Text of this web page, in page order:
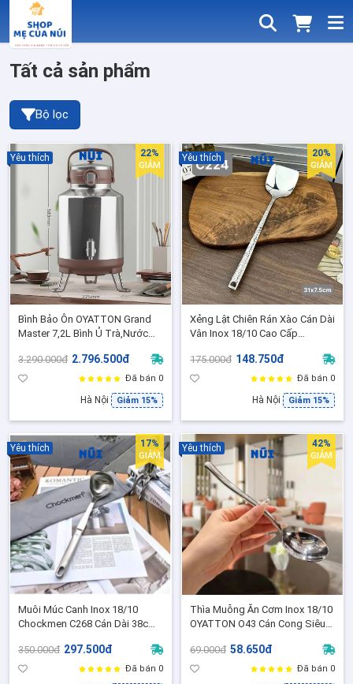
Tất cả sản phẩm
Bộ lọc
Bình Bảo Ôn OYATTON Grand
Master 7,2L Bình Ủ Trà,Nước
Vòi Rót Tiện Lợi - O409
3.290.000đ 2.796.500đ
Đã bán 0
Hà Nội Giảm 15%
Yêu thích 22%
GIẢM
Xẻng Lật Chiên Rán Xào Cán Dài
Vân Inox 18/10 Cao Cấp
vân - C224)
175.000đ 148.750đ
Đã bán 0
Hà Nội Giảm 15%
Yêu thích 20%
GIẢM
Muôi Múc Canh Inox 18/10
Chockmen C268 Cán Dài 38cm
Cao Cấp -C268
350.000đ 297.500đ
Đã bán 0
Yêu thích 17%
GIẢM
Thìa Muỗng Ăn Cơm Inox 18/10
OYATTON O43 Cán Cong Siêu
Trọng [ NK-AL43S]
69.000đ 58.650đ
Đã bán 0
Yêu thích 42%
GIẢM